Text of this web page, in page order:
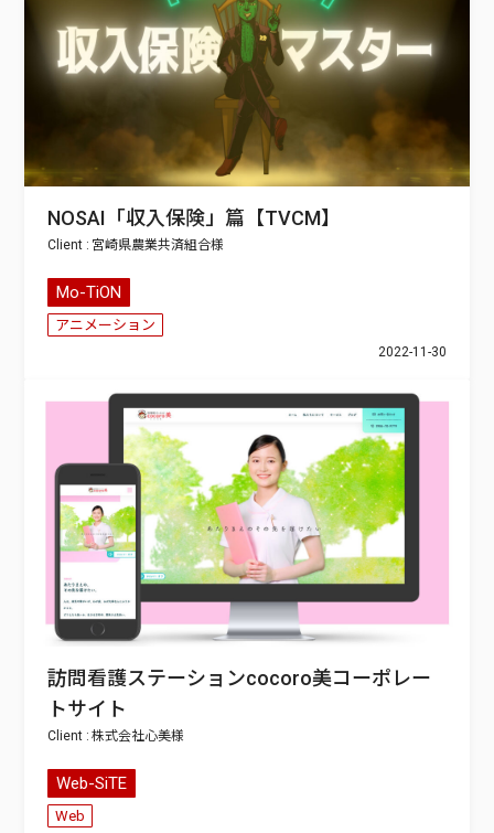
NOSAI「収入保険」篇【TVCM】
宮崎県農業共済組合
Mo-TiON
アニメーション
2022-11-30
訪問看護ステーションcocoro美コーポレー
トサイト
株式会社心美
Web-SiTE
Web